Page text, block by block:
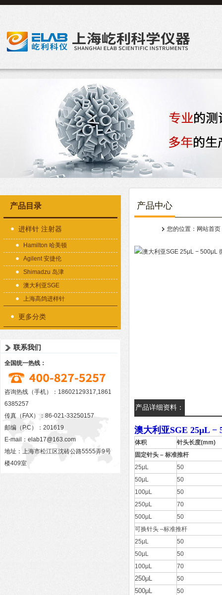
产品目录
进样针 注射器
Hamilton 哈美顿
Agilent 安捷伦
Shimadzu 岛津
澳大利亚SGE
上海高鸽进样针
更多分类
联系我们
全国统一热线：
咨询热线（手机）：18602129317,1861
6385257
传真（FAX）：86-021-33250157
邮编（P.C）：201619
E-mail： elab17@163.com
地址：上海市松江区沈砖公路5555弄9号
楼409室
产品中心
您的位置： 网站首页
产品详细资料：
澳大利亚SGE 25μL −
体积
针头长度(mm)
固定针头 – 标准推杆
25μL
50
50μL
50
100μL
50
250μL
70
500μL
50
可换针头 –标准推杆
25μL
50
50μL
50
100μL
70
250μL 50
500μL
50